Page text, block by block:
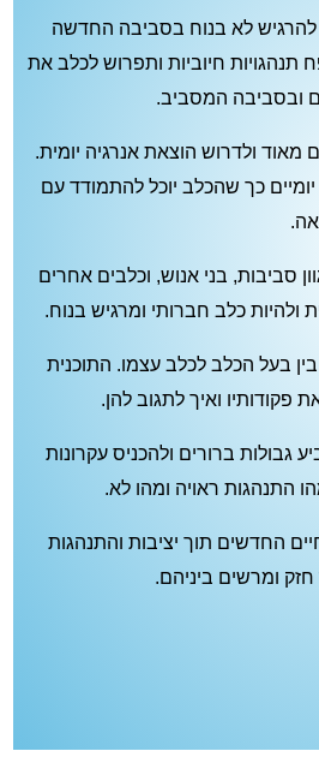
להרגיש לא בנוח בסביבה החדשה
תנהגויות חיוביות ותפרוש לכלב את
ובסביבה המסביב.
מאוד ולדרוש הוצאת אנרגיה יומית.
יומיים כך שהכלב יוכל להתמודד עם
סביבות, בני אנוש, וכלבים אחרים
ולהיות כלב חברותי ומרגיש בנוח.
בעל הכלב לכלב עצמו. התוכנית
ואיך לתגוב להן.
גבולות ברורים ולהכניס עקרונות
התנהגות ראויה ומהו לא.
החדשים תוך יציבות והתנהגות
ומרשים ביניהם.